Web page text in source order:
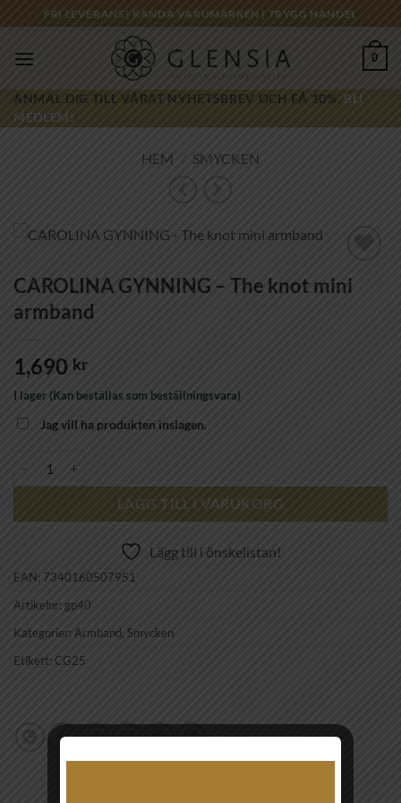
to
content
FRI LEVERANS | KÄNDA VARUMÄRKEN | TRYGG HANDEL
0
ANMÄL DIG TILL VÅRAT NYHETSBREV OCH FÅ 10%. BLI
MEDLEM!
HEM / SMYCKEN
Lägg till i
önskelistan!
CAROLINA GYNNING – The knot mini
armband
1,690 kr
I lager (Kan beställas som beställningsvara)
Jag vill ha produkten inslagen.
LÄGG TILL I VARUKORG
Lägg till i önskelistan!
EAN: 7340160507951
Artikelnr: gp40
Kategorier: Armband, Smycken
Etikett: CG25